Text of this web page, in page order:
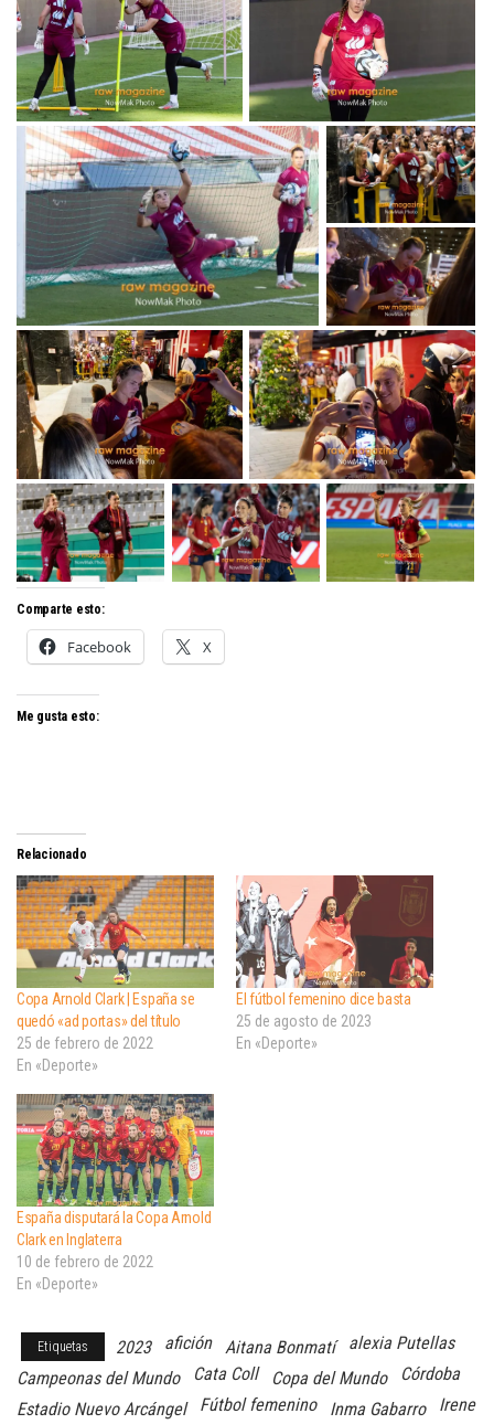
Comparte esto:
Facebook X
Me gusta esto:
Relacionado
Copa Arnold Clark | España se
quedó «ad portas» del título
25 de febrero de 2022
En «Deporte»
El fútbol femenino dice basta
25 de agosto de 2023
En «Deporte»
España disputará la Copa Arnold
Clark en Inglaterra
10 de febrero de 2022
En «Deporte»
Etiquetas 2023 afición Aitana Bonmatí
alexia Putellas
Campeonas del Mundo
Cata Coll Copa del Mundo
Córdoba
Estadio Nuevo Arcángel
Fútbol femenino Inma Gabarro
Irene